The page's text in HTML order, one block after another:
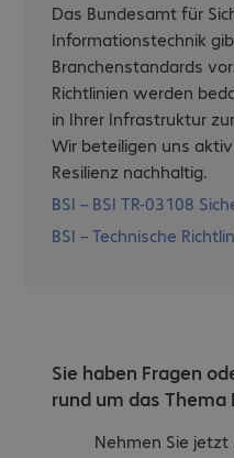
Das Bundesamt für
Informationstechnik
Branchenstandards
Richtlinien werden
in Ihrer Infrastruktur
Wir beteiligen uns
Resilienz nachhaltig.
BSI – BSI TR-03108
BSI – Technische
Sie haben Fragen
rund um das Thema
Nehmen Sie